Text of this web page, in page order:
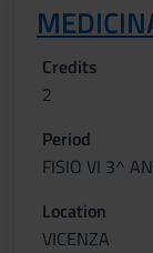
Credits
2
Period
FISIO VI 3^
Location
VICENZA